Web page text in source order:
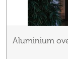
Aluminium